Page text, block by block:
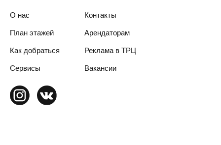
О нас
План этажей
Как добраться
Арендаторам
Контакты
Реклама в ТРЦ
Сервисы Вакансии